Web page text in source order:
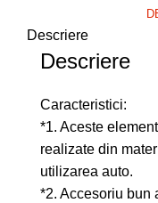
Descriere
Descriere
Caracteristici:
*1. Aceste
realizate din
utilizarea auto.
*2. Accesoriu bun